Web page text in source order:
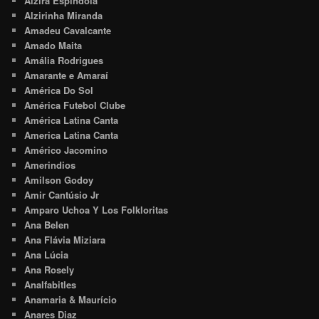
Alzirinha Miranda
Amadeu Cavalcante
Amado Maita
Amália Rodrigues
Amarante e Amaraí
América Do Sol
América Futebol Clube
América Latina Canta
America Latina Canta
Américo Jacomino
Amerindios
Amilson Godoy
Amir Cantúsio Jr
Amparo Uchoa Y Los Folkloritas
Ana Belen
Ana Flávia Miziara
Ana Lúcia
Ana Rosely
Analfabitles
Anamaria & Maurício
Anares Diaz